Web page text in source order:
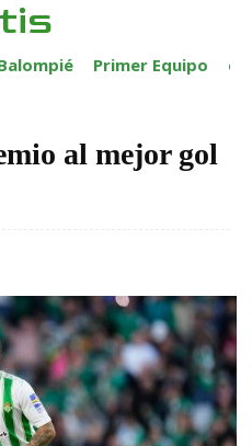
Primer Equipo
al mejor gol